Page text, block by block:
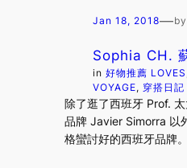
Jan 18, 2018—by
Sophia CH.
in好物推薦 LOVES
VOYAGE, 穿搭日
除了逛了西班牙 Prof.
品牌 Javier Simorra 以
格蠻討好的西班牙品牌。